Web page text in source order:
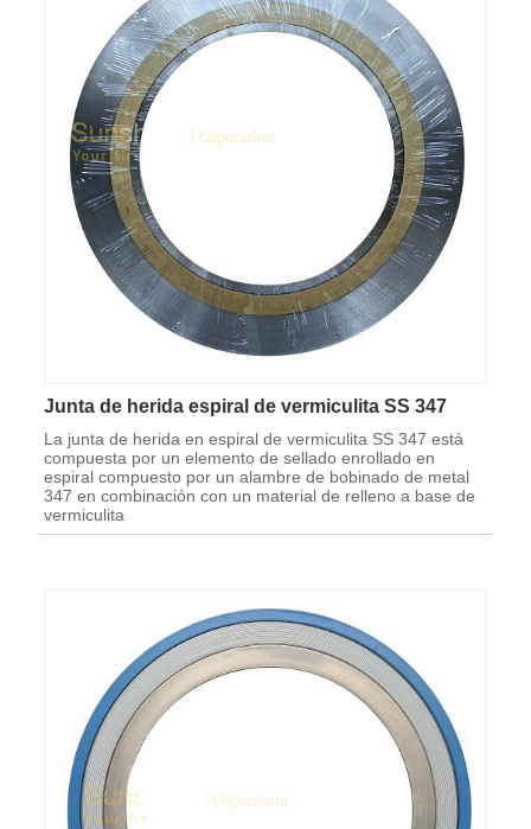
Junta de herida espiral de vermiculita SS 347
La junta de herida en espiral de vermiculita SS 347 está
compuesta por un elemento de sellado enrollado en
espiral compuesto por un alambre de bobinado de metal
347 en combinación con un material de relleno a base de
vermiculita